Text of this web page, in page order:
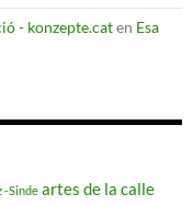
- konzepte.caten Esa
-Sinde artes de la calle